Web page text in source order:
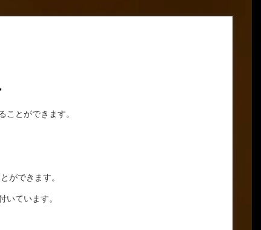
とができます。
ができます。
いています。